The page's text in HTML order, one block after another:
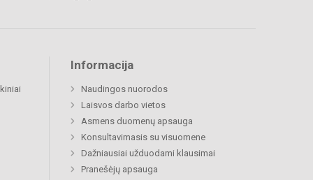
Informacija
Naudingos nuorodos
Laisvos darbo vietos
Asmens duomenų apsauga
Konsultavimasis su visuomene
Dažniausiai užduodami klausimai
Pranešėjų apsauga